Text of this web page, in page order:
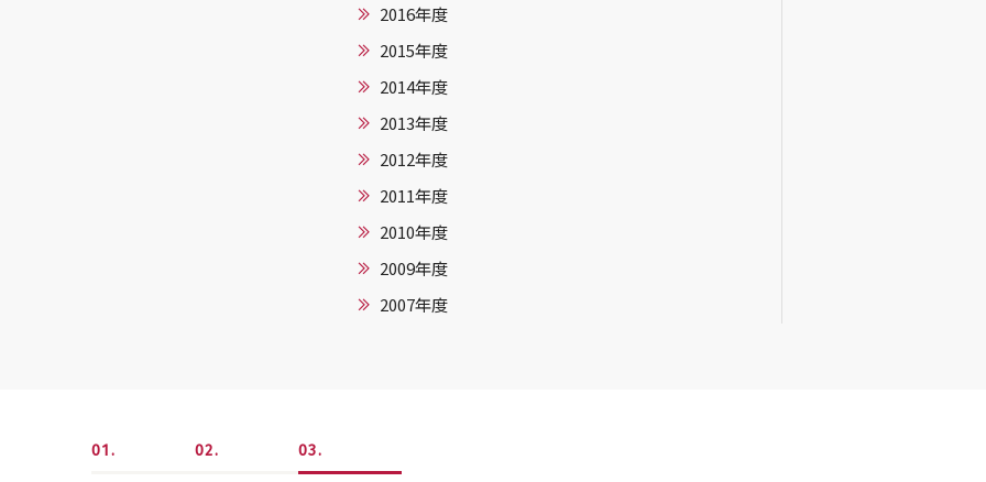
2016年度
2015年度
2014年度
2013年度
2012年度
2011年度
2010年度
2009年度
2007年度
1 2 3